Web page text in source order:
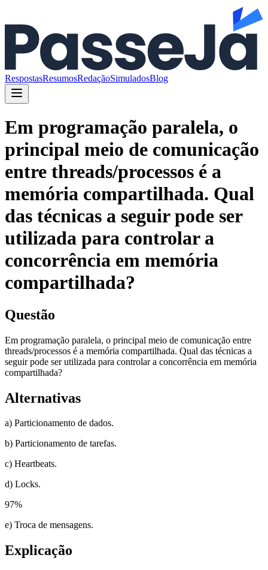
RespostasResumosRedaçãoSimuladosBlog
Em programação paralela, o
principal meio de comunicação
entre threads/processos é a
memória compartilhada. Qual
das técnicas a seguir pode ser
utilizada para controlar a
concorrência em memória
compartilhada?
Questão
Em programação paralela, o principal meio de comunicação entre
threads/processos é a memória compartilhada. Qual das técnicas a
seguir pode ser utilizada para controlar a concorrência em memória
compartilhada?
Alternativas
a) Particionamento de dados.
b) Particionamento de tarefas.
c) Heartbeats.
d) Locks.
97%
e) Troca de mensagens.
Explicação